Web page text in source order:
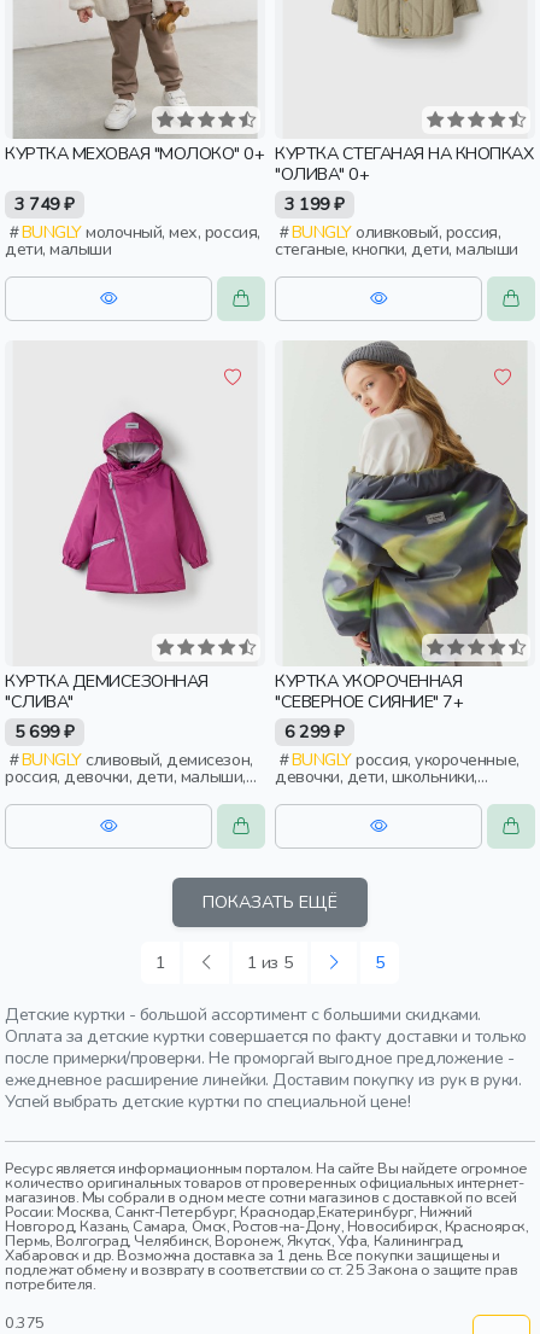
КУРТКА МЕХОВАЯ "МОЛОКО" 0+
3 749 ₽
BUNGLYмолочный, мех, россия,
дети, малыши
КУРТКА СТЕГАНАЯ НА КНОПКАХ
"ОЛИВА" 0+
3 199 ₽
BUNGLYоливковый, россия,
стеганые, кнопки, дети, малыши
КУРТКА ДЕМИСЕЗОННАЯ
"СЛИВА"
5 699 ₽
BUNGLYсливовый, демисезон,
россия, девочки, дети, малыши,
дошкольники
КУРТКА УКОРОЧЕННАЯ
"СЕВЕРНОЕ СИЯНИЕ" 7+
6 299 ₽
BUNGLYроссия, укороченные,
девочки, дети, школьники,
ПОКАЗАТЬ ЕЩЁ
1 1 из 5 5
Детские куртки - большой ассортимент с большими скидками.
Оплата за детские куртки совершается по факту доставки и только
после примерки/проверки. Не проморгай выгодное предложение -
ежедневное расширение линейки. Доставим покупку из рук в руки.
Успей выбрать детские куртки по специальной цене!
Ресурс является информационным порталом. На сайте Вы найдете огромное
количество оригинальных товаров от проверенных официальных интернет-
магазинов. Мы собрали в одном месте сотни магазинов с доставкой по всей
России: Москва, Санкт-Петербург, Краснодар,Екатеринбург, Нижний
Новгород, Казань, Самара, Омск, Ростов-на-Дону, Новосибирск, Красноярск,
Пермь, Волгоград, Челябинск, Воронеж, Якутск, Уфа, Калининград,
Хабаровск и др. Возможна доставка за 1 день. Все покупки защищены и
подлежат обмену и возврату в соответствии со ст. 25 Закона о защите прав
потребителя.
0.375